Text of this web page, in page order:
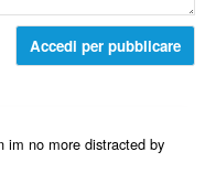
Accedi per pubblicare
im no more distracted by